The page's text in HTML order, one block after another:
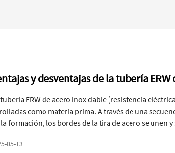
y desventajas de la tubería
tubería ERW de acero inoxidable (resistencia
como materia prima. A través de una
formación, los bordes de la tira de acero se unen
05-13